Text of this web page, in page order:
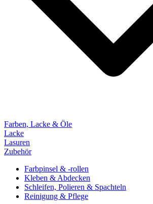
Farben, Lacke & Öle
Lacke
Lasuren
Zubehör
Farbpinsel & -rollen
Kleben & Abdecken
Schleifen, Polieren & Spachteln
Reinigung & Pflege